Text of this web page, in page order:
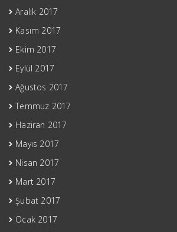
Aralık 2017
Kasım 2017
Ekim 2017
Eylül 2017
Ağustos 2017
Temmuz 2017
Haziran 2017
Mayıs 2017
Nisan 2017
Mart 2017
Şubat 2017
Ocak 2017